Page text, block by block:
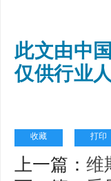
此文由中
仅供行业
收藏 打印
上一篇： 维